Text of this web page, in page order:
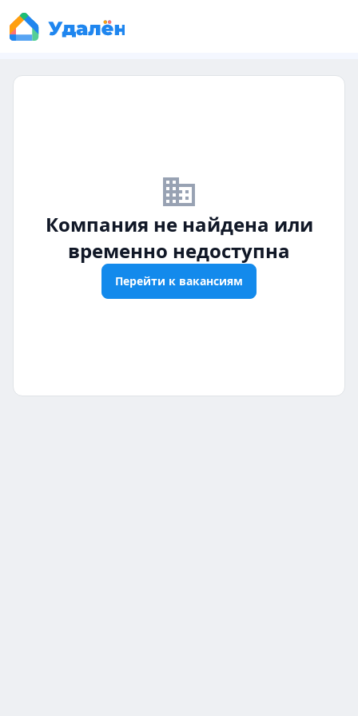
business_off
Компания не найдена или
временно недоступна
Перейти к вакансиям